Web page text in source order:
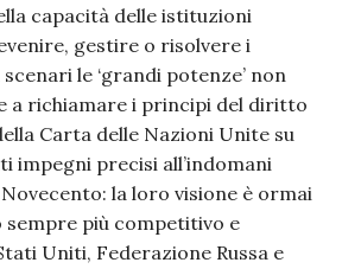
capacità delle istituzioni
gestire o risolvere i
le ‘grandi potenze’ non
a richiamare i principi del diritto
Carta delle Nazioni Unite su
impegni precisi all’indomani
la loro visione è ormai
sempre più competitivo e
Uniti, Federazione Russa e